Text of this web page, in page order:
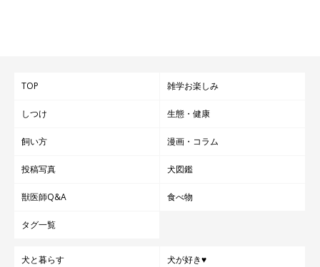
TOP 雑学お楽しみ
しつけ 生態・健康
飼い方 漫画・コラム
投稿写真 犬図鑑
獣医師Q&A 食べ物
タグ一覧
犬と暮らす 犬が好き♥